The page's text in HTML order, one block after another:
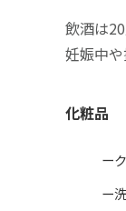
飲酒は
妊娠中
化粧品
ー
ー